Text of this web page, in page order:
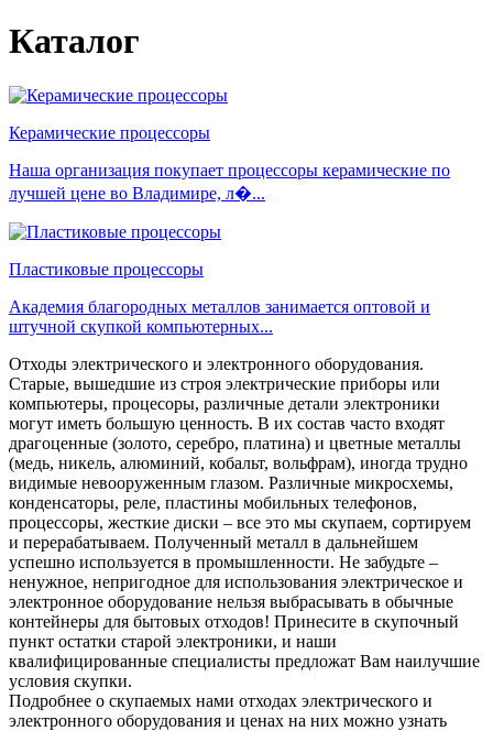
Каталог
Керамические процессоры
Наша организация покупает процессоры керамические по
лучшей цене во Владимире, л�...
Пластиковые процессоры
Академия благородных металлов занимается оптовой и
штучной скупкой компьютерных...
Отходы электрического и электронного оборудования.
Старые, вышедшие из строя электрические приборы или
компьютеры, процесоры, различные детали электроники
могут иметь большую ценность. В их состав часто входят
драгоценные (золото, серебро, платина) и цветные металлы
(медь, никель, алюминий, кобальт, вольфрам), иногда трудно
видимые невооруженным глазом. Различные микросхемы,
конденсаторы, реле, пластины мобильных телефонов,
процессоры, жесткие диски – все это мы скупаем, сортируем
и перерабатываем. Полученный металл в дальнейшем
успешно используется в промышленности. Не забудьте –
ненужное, непригодное для использования электрическое и
электронное оборудование нельзя выбрасывать в обычные
контейнеры для бытовых отходов! Принесите в скупочный
пункт остатки старой электроники, и наши
квалифицированные специалисты предложат Вам наилучшие
условия скупки.
Подробнее о скупаемых нами отходах электрического и
электронного оборудования и ценах на них можно узнать